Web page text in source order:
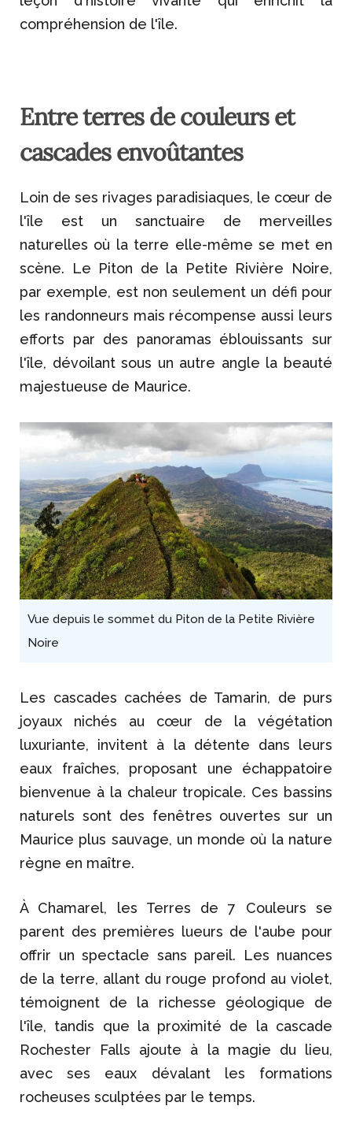
compréhension de l'île.
Entre terres de couleurs et
cascades envoûtantes
Loin de ses rivages paradisiaques, le cœur de
l'île est un sanctuaire de merveilles
naturelles où la terre elle-même se met en
scène. Le Piton de la Petite Rivière Noire,
par exemple, est non seulement un défi pour
les randonneurs mais récompense aussi leurs
efforts par des panoramas éblouissantssur
l'île, dévoilant sous un autre angle la beauté
majestueuse de Maurice.
Vue depuis le sommet du Piton de la Petite Rivière
Noire
Les cascades cachées de Tamarin, de purs
joyaux nichés au cœur de la végétation
luxuriante, invitent à la détente dans leurs
eaux fraîches, proposant une échappatoire
bienvenue à la chaleur tropicale. Ces bassins
naturels sont des fenêtres ouvertes sur un
Maurice plus sauvage, un monde où la nature
règne en maître.
À Chamarel, les Terres de 7 Couleurs se
parent des premières lueurs de l'aube pour
offrir un spectacle sans pareil. Les nuances
de la terre, allant du rouge profond au violet,
témoignent de la richesse géologique de
l'île, tandis que la proximité de la cascade
Rochester Falls ajoute à la magie du lieu,
avec ses eaux dévalant les formations
rocheuses sculptées par le temps.